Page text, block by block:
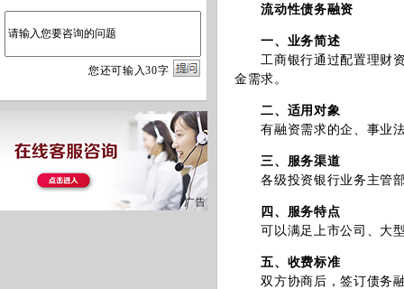
您还可输入30字
流动性债务融资
一、业务简述
工商银行通过配置理财资
金需求。
二、适用对象
有融资需求的企、事业
三、服务渠道
各级投资银行业务主管
四、服务特点
可以满足上市公司、大型
五、收费标准
双方协商后，签订债务融